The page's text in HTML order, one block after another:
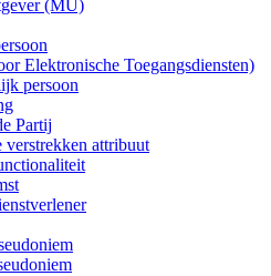
(MU)
Elektronische Toegangsdiensten)
persoon
Partij
verstrekken attribuut